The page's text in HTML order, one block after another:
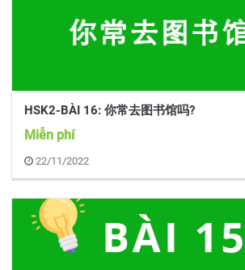
HSK2-BÀI 16: 你常去图书馆吗?
Miễn phí
22/11/2022